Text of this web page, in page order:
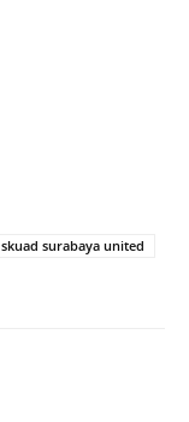
skuad surabaya united